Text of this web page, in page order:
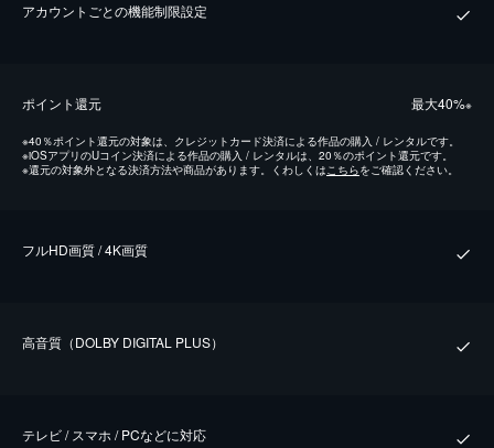
アカウントごとの機能制限設定
ポイント還元 最⼤40%※
※40％ポイント還元の対象は、クレジットカード決済による作品の購入 / レンタルです。
※iOSアプリのUコイン決済による作品の購入 / レンタルは、20％のポイント還元です。
※還元の対象外となる決済方法や商品があります。くわしくはこちらをご確認ください。
フルHD画質 / 4K画質
⾼⾳質（DOLBY DIGITAL PLUS）
テレビ / スマホ / PCなどに対応